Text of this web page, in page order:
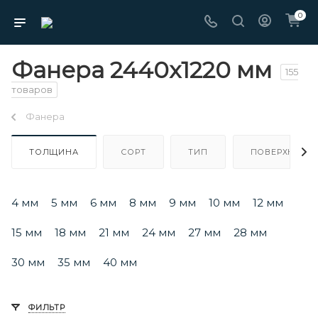
0
Фанера 2440х1220 мм
155
товаров
Фанера
ТОЛЩИНА СОРТ ТИП
4 мм 5 мм 6 мм 8 мм 9 мм 10 мм 12 мм
15 мм 18 мм 21 мм 24 мм 27 мм 28 мм
30 мм 35 мм 40 мм
ФИЛЬТР